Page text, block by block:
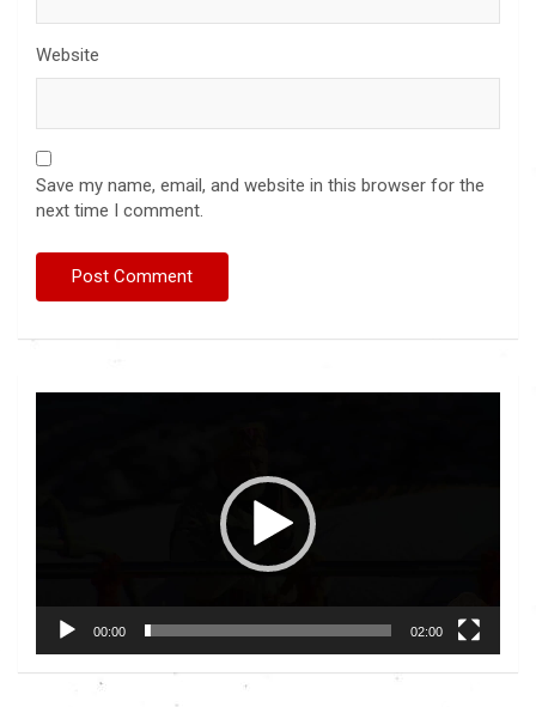
Website
Save my name, email, and website in this browser for the
next time I comment.
00:00 02:00